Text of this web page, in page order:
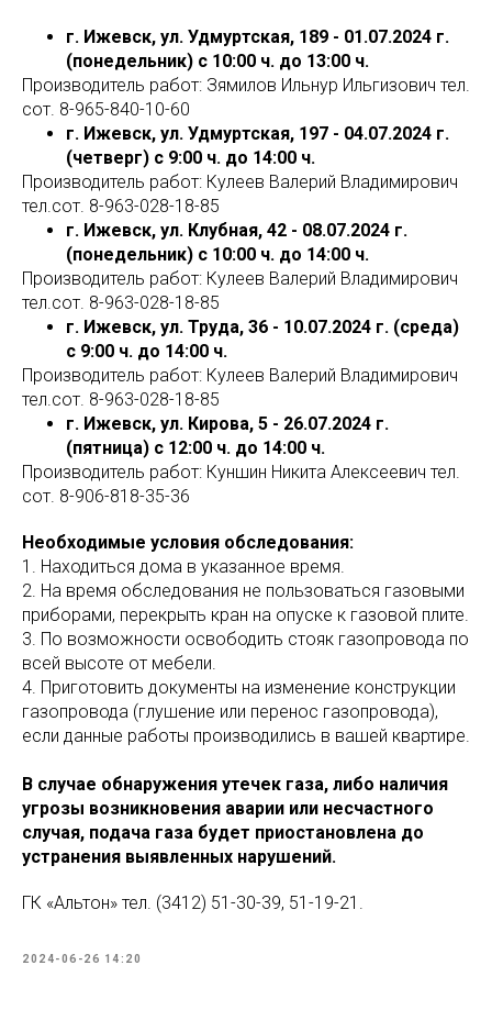
г. Ижевск, ул. Удмуртская, 189 - 01.07.2024 г.
(понедельник) с 10:00 ч. до 13:00 ч.
Производитель работ: Зямилов Ильнур Ильгизович тел.
сот. 8-965-840-10-60
г. Ижевск, ул. Удмуртская, 197 - 04.07.2024 г.
(четверг) с 9:00 ч. до 14:00 ч.
Производитель работ: Кулеев Валерий Владимирович
тел.сот. 8-963-028-18-85
г. Ижевск, ул. Клубная, 42 - 08.07.2024 г.
(понедельник) с 10:00 ч. до 14:00 ч.
Производитель работ: Кулеев Валерий Владимирович
тел.сот. 8-963-028-18-85
г. Ижевск, ул. Труда, 36 - 10.07.2024 г. (среда)
с 9:00 ч. до 14:00 ч.
Производитель работ: Кулеев Валерий Владимирович
тел.сот. 8-963-028-18-85
г. Ижевск, ул. Кирова, 5 - 26.07.2024 г.
(пятница) с 12:00 ч. до 14:00 ч.
Производитель работ: Куншин Никита Алексеевич тел.
сот. 8-906-818-35-36
Необходимые условия обследования:
1. Находиться дома в указанное время.
2. На время обследования не пользоваться газовыми
приборами, перекрыть кран на опуске к газовой плите.
3. По возможности освободить стояк газопровода по
всей высоте от мебели.
4. Приготовить документы на изменение конструкции
газопровода (глушение или перенос газопровода),
если данные работы производились в вашей квартире.
В случае обнаружения утечек газа, либо наличия
угрозы возникновения аварии или несчастного
случая, подача газа будет приостановлена до
устранения выявленных нарушений.
ГК «Альтон» тел. (3412) 51-30-39, 51-19-21.
2024-06-26 14:20